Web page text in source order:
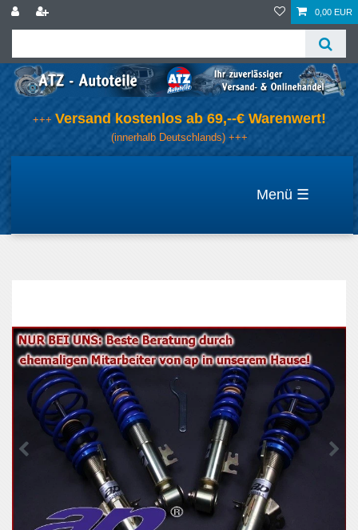
0,00 EUR
+++ Versand kostenlos ab 69,--€ Warenwert!
(innerhalb Deutschlands) +++
☰